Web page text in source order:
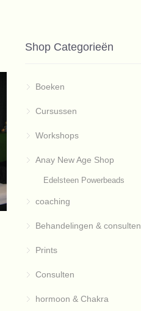
Shop Categorieën
Boeken
Cursussen
Workshops
Anay New Age Shop
Edelsteen Powerbeads
coaching
Behandelingen & consulten
Prints
Consulten
hormoon & Chakra